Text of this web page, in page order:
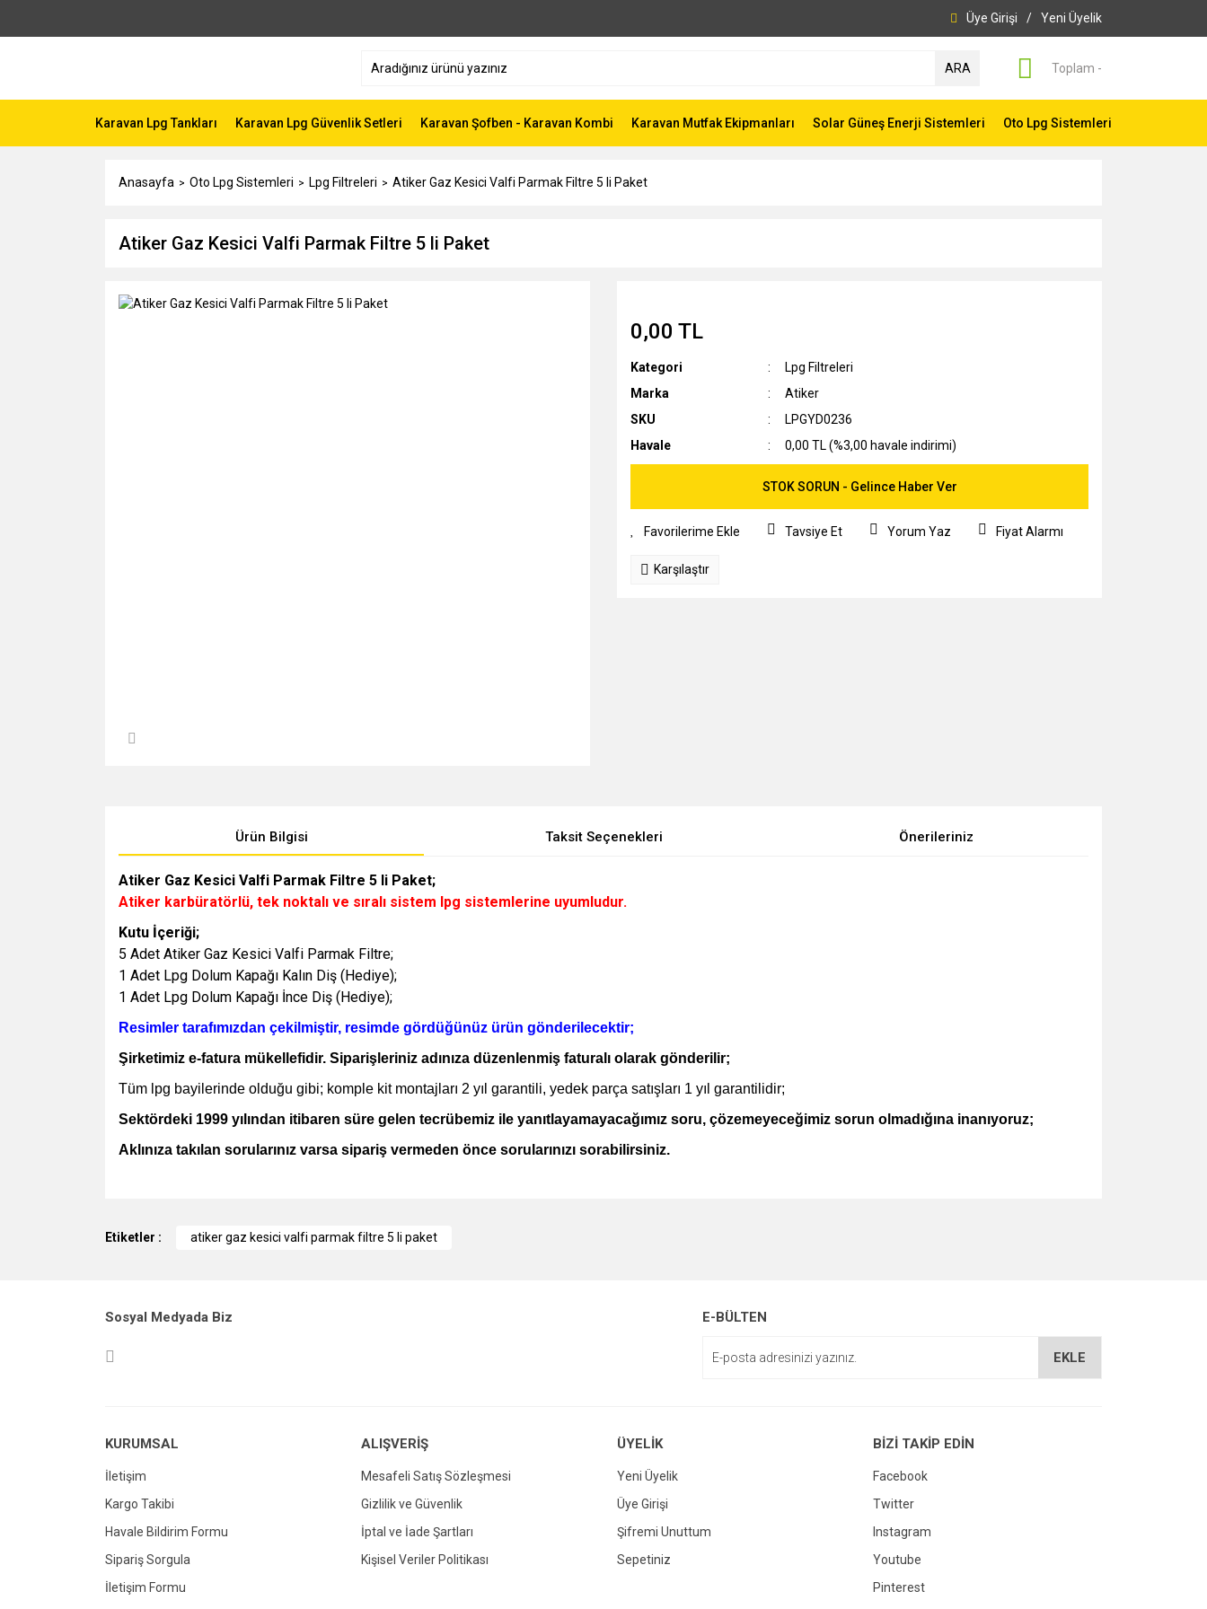
Üye Girişi / Yeni Üyelik
ARA Toplam -
Karavan Lpg Tankları Karavan Lpg Güvenlik Setleri Karavan Şofben - Karavan Kombi Karavan Mutfak Ekipmanları Solar Güneş Enerji Sistemleri Oto Lpg Sistemleri
Anasayfa Oto Lpg Sistemleri Lpg Filtreleri Atiker Gaz Kesici Valfi Parmak Filtre 5 li Paket
Atiker Gaz Kesici Valfi Parmak Filtre 5 li Paket
0,00 TL
Kategori
Lpg Filtreleri
Marka
Atiker
SKU
LPGYD0236
Havale
0,00 TL (%3,00 havale indirimi)
STOK SORUN - Gelince Haber Ver
Tavsiye Et Yorum Yaz Fiyat Alarmı
Karşılaştır
Ürün Bilgisi Taksit Seçenekleri Önerileriniz
Atiker Gaz Kesici Valfi Parmak Filtre 5 li Paket;
Atiker karbüratörlü, tek noktalı ve sıralı sistem lpg sistemlerine uyumludur.
Kutu İçeriği;
5 Adet Atiker Gaz Kesici Valfi Parmak Filtre;
1 Adet Lpg Dolum Kapağı Kalın Diş (Hediye);
1 Adet Lpg Dolum Kapağı İnce Diş (Hediye);
Resimler tarafımızdan çekilmiştir, resimde gördüğünüz ürün gönderilecektir;
Şirketimiz e-fatura mükellefidir. Siparişleriniz adınıza düzenlenmiş faturalı olarak gönderilir;
Tüm lpg bayilerinde olduğu gibi; komple kit montajları 2 yıl garantili, yedek parça satışları 1 yıl garantilidir;
Sektördeki 1999 yılından itibaren süre gelen tecrübemiz ile yanıtlayamayacağımız soru, çözemeyeceğimiz sorun olmadığına inanıyoruz;
Aklınıza takılan sorularınız varsa sipariş vermeden önce sorularınızı sorabilirsiniz.
Ürün bilgilerinde hatalar bulunuyor.
Gönder
Etiketler : atiker gaz kesici valfi parmak filtre 5 li paket
Sosyal Medyada Biz E-BÜLTEN
EKLE
KURUMSAL
İletişim
Kargo Takibi
Havale Bildirim Formu
Sipariş Sorgula
İletişim Formu
ALIŞVERİŞ
Mesafeli Satış Sözleşmesi
Gizlilik ve Güvenlik
İptal ve İade Şartları
Kişisel Veriler Politikası
ÜYELİK
Yeni Üyelik
Üye Girişi
Şifremi Unuttum
Sepetiniz
BİZİ TAKİP EDİN
Facebook
Twitter
Instagram
Youtube
Pinterest